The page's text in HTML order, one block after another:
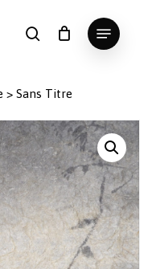
search
Menu
Fermer
le
> Sans Titre
Close